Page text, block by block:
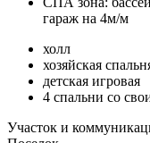
гараж на 4м/м
холл
хозяйская
детская игровая
4 спальни со
Участок и